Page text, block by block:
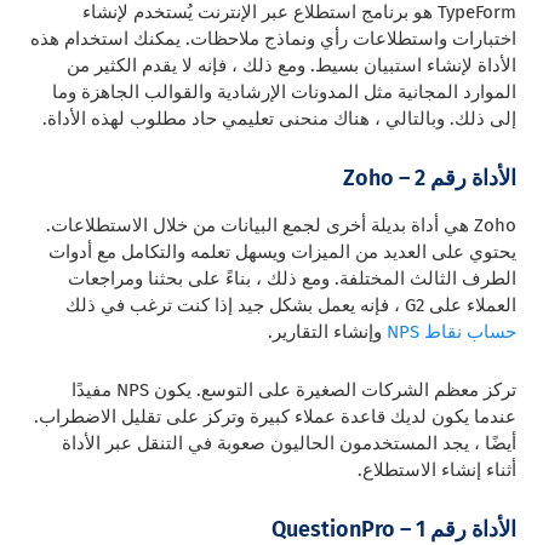
TypeForm هو برنامج استطلاع عبر الإنترنت يُستخدم لإنشاء
اختبارات واستطلاعات رأي ونماذج ملاحظات. يمكنك استخدام هذه
الأداة لإنشاء استبيان بسيط. ومع ذلك ، فإنه لا يقدم الكثير من
الموارد المجانية مثل المدونات الإرشادية والقوالب الجاهزة وما
إلى ذلك. وبالتالي ، هناك منحنى تعليمي حاد مطلوب لهذه الأداة.
الأداة رقم 2 – Zoho
Zoho هي أداة بديلة أخرى لجمع البيانات من خلال الاستطلاعات.
يحتوي على العديد من الميزات ويسهل تعلمه والتكامل مع أدوات
الطرف الثالث المختلفة. ومع ذلك ، بناءً على بحثنا ومراجعات
العملاء على G2 ، فإنه يعمل بشكل جيد إذا كنت ترغب في ذلك
حساب نقاط NPS
وإنشاء التقارير.
تركز معظم الشركات الصغيرة على التوسع. يكون NPS مفيدًا
عندما يكون لديك قاعدة عملاء كبيرة وتركز على تقليل الاضطراب.
أيضًا ، يجد المستخدمون الحاليون صعوبة في التنقل عبر الأداة
أثناء إنشاء الاستطلاع.
الأداة رقم 1 – QuestionPro